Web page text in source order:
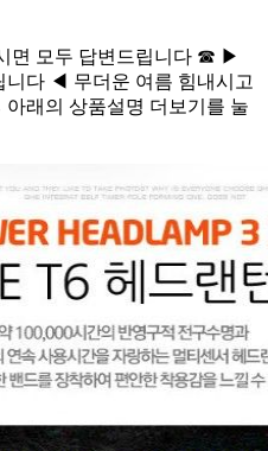
면 모두 답변드립니다 ☎ ▶
니다 ◀ 무더운 여름 힘내시고
래의 상품설명 더보기를 눌